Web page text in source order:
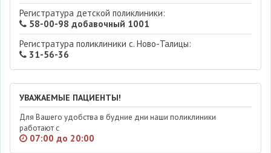
Регистратура детской поликлиники:
58-00-98 добавочный 1001
Регистратура поликлиники с. Ново-Талицы:
31-56-36
УВАЖАЕМЫЕ ПАЦИЕНТЫ!
Для Вашего удобства в будние дни наши поликлиники
работают с
07:00 до 20:00